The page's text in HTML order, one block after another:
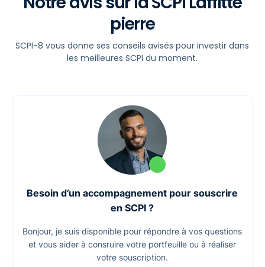
Document d'information clé (DIC)
Document d'information clé (DIC)
Bulletin annuel - 2014
Rapport annuel
Bulletin annuel - 2013
Rapport annuel
Bulletin annuel - 2011
Rapport annuel
Bulletin annuel - 2012
Rapport annuel
Bulletin annuel - 2015
Rapport annuel
Bulletin annuel - 2016
Rapport annuel
Bulletin annuel - 2020
Rapport annuel
Bulletin annuel - 2018
Rapport annuel
Bulletin annuel - 2019
Rapport annuel
Bulletin annuel - 2021
Rapport annuel
Bulletin annuel - 2017
Rapport annuel
Bulletin trimestriel - 2024
Bulletin trimestriel
Bulletin trimestriel - 2024
Bulletin trimestriel
Bulletin trimestriel - 2024
Bulletin trimestriel
Bulletin trimestriel - 2024
Bulletin trimestriel
Bulletin trimestriel - 2025
Bulletin trimestriel
pierre
SCPI-8 vous donne ses conseils avisés pour investir dans
les meilleures SCPI du moment.
Besoin d’un accompagnement pour souscrire
en SCPI ?
Bonjour, je suis disponible pour répondre à vos questions
et vous aider à consruire votre portfeuille ou à réaliser
votre souscription.